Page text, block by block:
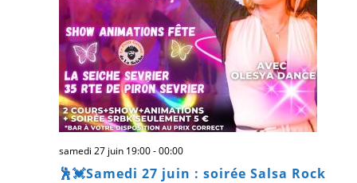
🕺💓Samedi 27 juin : soirée Salsa Rock
samedi 27 juin 19:00-00:00